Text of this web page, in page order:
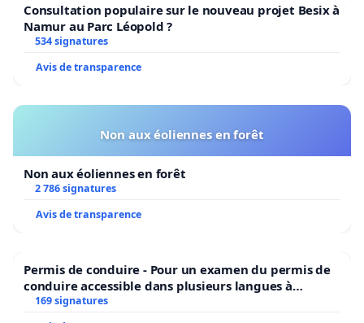
Consultation populaire sur le nouveau projet Besix à
Namur au Parc Léopold ?
534 signatures
Avis de transparence
Non aux éoliennes en forêt
Non aux éoliennes en forêt
2 786 signatures
Avis de transparence
Permis de conduire - Pour un examen du permis de
conduire accessible dans plusieurs langues à
Bruxelles
169 signatures